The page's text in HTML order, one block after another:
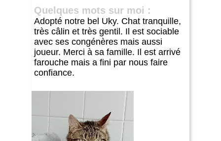
Quelques mots sur moi :
Adopté notre bel Uky. Chat tranquille,
très câlin et très gentil. Il est sociable
avec ses congénères mais aussi
joueur. Merci à sa famille. Il est arrivé
farouche mais a fini par nous faire
confiance.